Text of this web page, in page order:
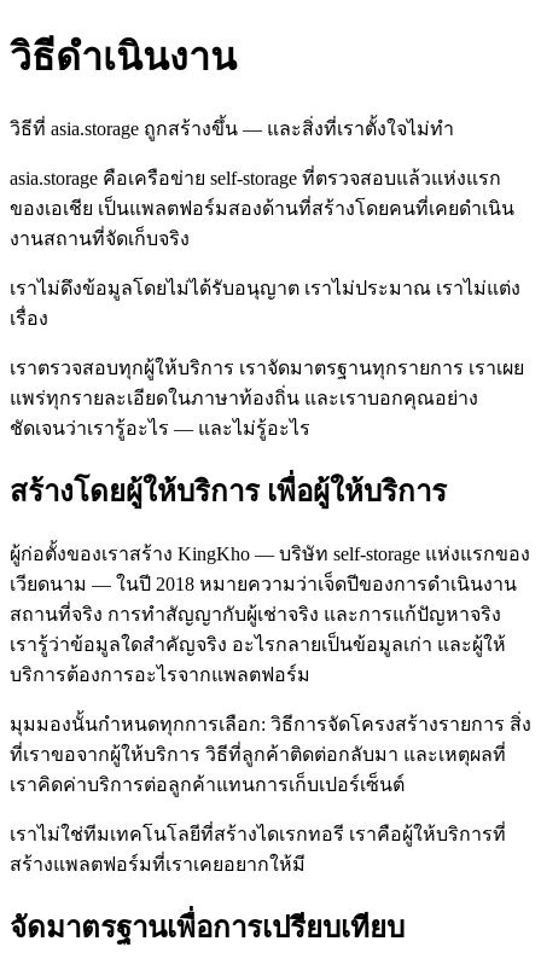
วิธีดำเนินงาน
วิธีที่ asia.storage ถูกสร้างขึ้น — และสิ่งที่เราตั้งใจไม่ทำ
asia.storage คือเครือข่าย self-storage ที่ตรวจสอบแล้วแห่งแรก
ของเอเชีย เป็นแพลตฟอร์มสองด้านที่สร้างโดยคนที่เคยดำเนิน
งานสถานที่จัดเก็บจริง
เราไม่ดึงข้อมูลโดยไม่ได้รับอนุญาต เราไม่ประมาณ เราไม่แต่ง
เรื่อง
เราตรวจสอบทุกผู้ให้บริการ เราจัดมาตรฐานทุกรายการ เราเผย
แพร่ทุกรายละเอียดในภาษาท้องถิ่น และเราบอกคุณอย่าง
ชัดเจนว่าเรารู้อะไร — และไม่รู้อะไร
สร้างโดยผู้ให้บริการ เพื่อผู้ให้บริการ
ผู้ก่อตั้งของเราสร้าง KingKho — บริษัท self-storage แห่งแรกของ
เวียดนาม — ในปี 2018 หมายความว่าเจ็ดปีของการดำเนินงาน
สถานที่จริง การทำสัญญากับผู้เช่าจริง และการแก้ปัญหาจริง
เรารู้ว่าข้อมูลใดสำคัญจริง อะไรกลายเป็นข้อมูลเก่า และผู้ให้
บริการต้องการอะไรจากแพลตฟอร์ม
มุมมองนั้นกำหนดทุกการเลือก: วิธีการจัดโครงสร้างรายการ สิ่ง
ที่เราขอจากผู้ให้บริการ วิธีที่ลูกค้าติดต่อกลับมา และเหตุผลที่
เราคิดค่าบริการต่อลูกค้าแทนการเก็บเปอร์เซ็นต์
เราไม่ใช่ทีมเทคโนโลยีที่สร้างไดเรกทอรี เราคือผู้ให้บริการที่
สร้างแพลตฟอร์มที่เราเคยอยากให้มี
จัดมาตรฐานเพื่อการเปรียบเทียบ